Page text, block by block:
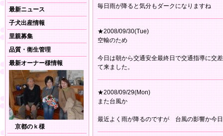
最新ニュース
子犬出産情報
里親募集
品質・衛生管理
最新オーナー様情報
京都のｋ様
毎日雨が降ると気分もダークになりますね
★2008/09/30(Tue)
空輸のため
今日は朝から交通安全最終日で交通指導に交
て来ました。
★2008/09/29(Mon)
また台風か
最近よく雨が降るのですが 台風の影響か今